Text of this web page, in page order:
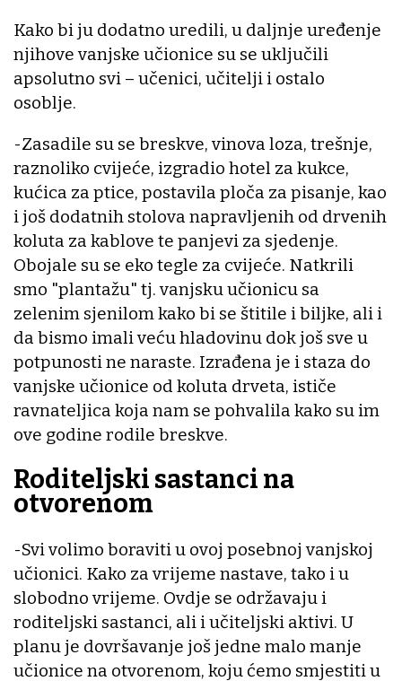
Kako bi ju dodatno uredili, u daljnje uređenje
njihove vanjske učionice su se uključili
apsolutno svi – učenici, učitelji i ostalo
osoblje.
-Zasadile su se breskve, vinova loza, trešnje,
raznoliko cvijeće, izgradio hotel za kukce,
kućica za ptice, postavila ploča za pisanje, kao
i još dodatnih stolova napravljenih od drvenih
koluta za kablove te panjevi za sjedenje.
Obojale su se eko tegle za cvijeće. Natkrili
smo "plantažu" tj. vanjsku učionicu sa
zelenim sjenilom kako bi se štitile i biljke, ali i
da bismo imali veću hladovinu dok još sve u
potpunosti ne naraste. Izrađena je i staza do
vanjske učionice od koluta drveta, ističe
ravnateljica koja nam se pohvalila kako su im
ove godine rodile breskve.
Roditeljski sastanci na
otvorenom
-Svi volimo boraviti u ovoj posebnoj vanjskoj
učionici. Kako za vrijeme nastave, tako i u
slobodno vrijeme. Ovdje se održavaju i
roditeljski sastanci, ali i učiteljski aktivi. U
planu je dovršavanje još jedne malo manje
učionice na otvorenom, koju ćemo smjestiti u